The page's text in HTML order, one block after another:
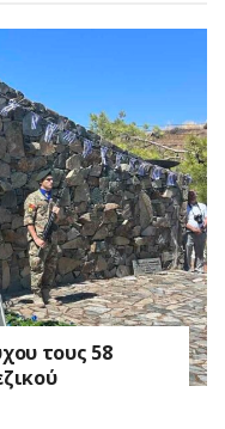
τους 58